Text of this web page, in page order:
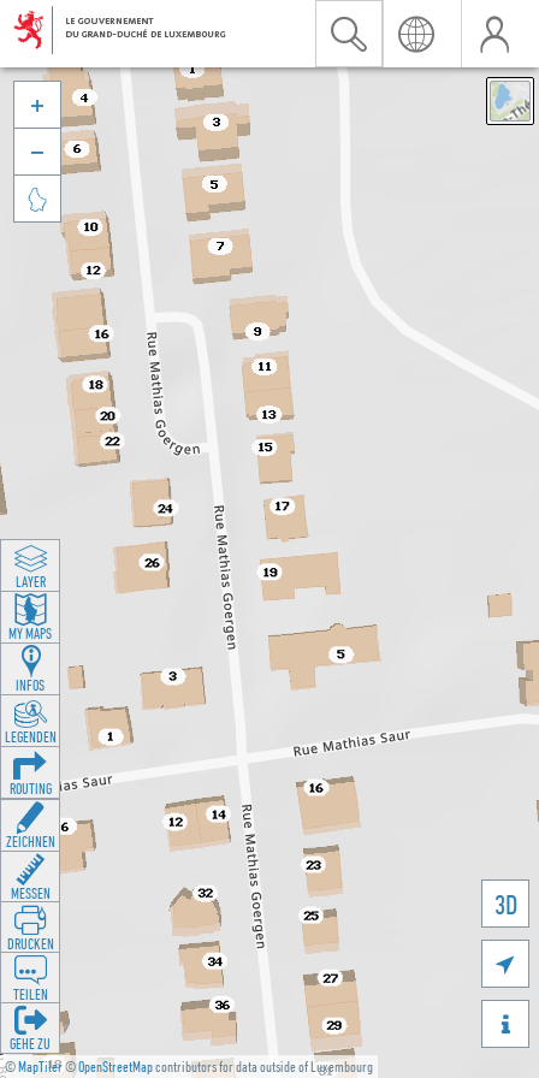
©MapTiler©OpenStreetMapcontributors for data outside of Luxembourg
3D





LAYER
MY MAPS
INFOS
LEGENDEN
ROUTING
ZEICHNEN
MESSEN
DRUCKEN
TEILEN
GEHE ZU